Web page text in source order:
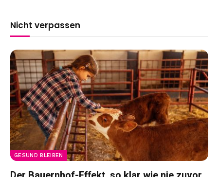
Nicht verpassen
GESUND BLEIBEN